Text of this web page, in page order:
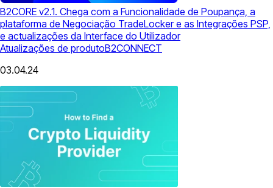
B2CORE v2.1. Chega com a Funcionalidade de Poupança, a
plataforma de Negociação TradeLocker e as Integrações PSP,
e actualizações da Interface do Utilizador
Atualizações de produtoB2CONNECT
03.04.24